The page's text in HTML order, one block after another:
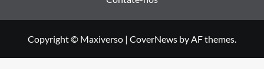
Copyright © Maxiverso | CoverNews by AF themes.